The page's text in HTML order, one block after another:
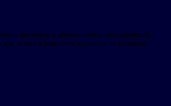
фильмов и аналогичных мероприятий,
легкого рабочего процесса на больших